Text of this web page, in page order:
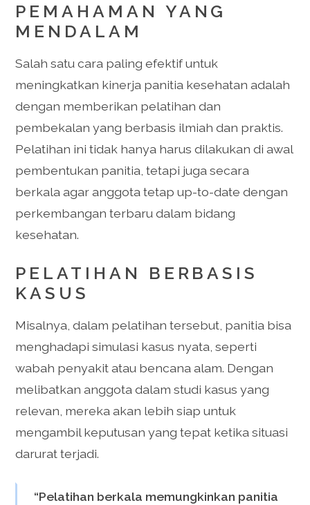
PEMAHAMAN YANG
MENDALAM
Salah satu cara paling efektif untuk
meningkatkan kinerja panitia kesehatan adalah
dengan memberikan pelatihan dan
pembekalan yang berbasis ilmiah dan praktis.
Pelatihan ini tidak hanya harus dilakukan di awal
pembentukan panitia, tetapi juga secara
berkala agar anggota tetap up-to-date dengan
perkembangan terbaru dalam bidang
kesehatan.
PELATIHAN BERBASIS
KASUS
Misalnya, dalam pelatihan tersebut, panitia bisa
menghadapi simulasi kasus nyata, seperti
wabah penyakit atau bencana alam. Dengan
melibatkan anggota dalam studi kasus yang
relevan, mereka akan lebih siap untuk
mengambil keputusan yang tepat ketika situasi
darurat terjadi.
“Pelatihan berkala memungkinkan panitia